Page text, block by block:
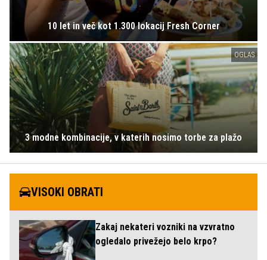
10 let in več kot 1.300 lokacij Fresh Corner
OGLAS
3 modne kombinacije, v katerih nosimo torbe za plažo
VISOKI OBRATI
Zakaj nekateri vozniki na vzvratno
ogledalo privežejo belo krpo?